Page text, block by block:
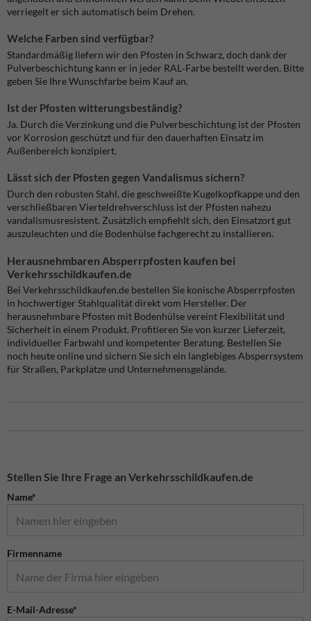
verriegelt er sich automatisch beim Drehen.
Welche Farben sind verfügbar?
Standardmäßig liefern wir den Pfosten in Schwarz, doch dank der
Pulverbeschichtung kann er in jeder RAL‑Farbe bestellt werden. Bitte
geben Sie Ihre Wunschfarbe beim Kauf an.
Ist der Pfosten witterungsbeständig?
Ja. Durch die Verzinkung und die Pulverbeschichtung ist der Pfosten
vor Korrosion geschützt und für den dauerhaften Einsatz im
Außenbereich konzipiert.
Lässt sich der Pfosten gegen Vandalismus sichern?
Durch den robusten Stahl, die geschweißte Kugelkopfkappe und den
verschließbaren Vierteldrehverschluss ist der Pfosten nahezu
vandalismusresistent. Zusätzlich empfiehlt sich, den Einsatzort gut
auszuleuchten und die Bodenhülse fachgerecht zu installieren.
Herausnehmbaren Absperrpfosten kaufen bei
Verkehrsschildkaufen.de
Bei Verkehrsschildkaufen.de bestellen Sie konische Absperrpfosten
in hochwertiger Stahlqualität direkt vom Hersteller. Der
herausnehmbare Pfosten mit Bodenhülse vereint Flexibilität und
Sicherheit in einem Produkt. Profitieren Sie von kurzer Lieferzeit,
individueller Farbwahl und kompetenter Beratung. Bestellen Sie
noch heute online und sichern Sie sich ein langlebiges Absperrsystem
für Straßen, Parkplätze und Unternehmensgelände.
Stellen Sie Ihre Frage an Verkehrsschildkaufen.de
Name*
Firmenname
E-Mail-Adresse*